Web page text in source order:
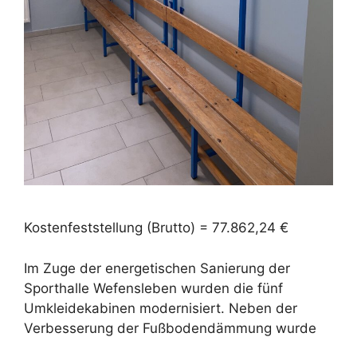
Kostenfeststellung (Brutto) = 77.862,24 €
Im Zuge der energetischen Sanierung der
Sporthalle Wefensleben wurden die fünf
Umkleidekabinen modernisiert. Neben der
Verbesserung der Fußbodendämmung wurde